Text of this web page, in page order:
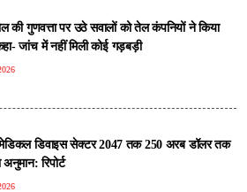
की गुणवत्ता पर उठे सवालों को तेल कंपनियों ने किया
जांच में नहीं मिली कोई गड़बड़ी
डिवाइस सेक्टर 2047 तक 250 अरब डॉलर तक
रिपोर्ट